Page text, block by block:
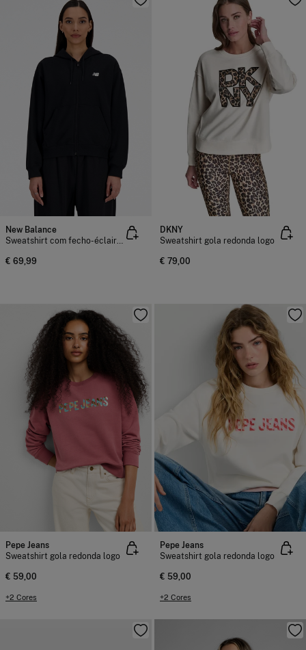
New Balance
€ 69,99
DKNY
Sweatshirt gola redonda logo
€ 79,00
Pepe Jeans
Sweatshirt gola redonda logo
€ 59,00
+2 Cores
Pepe Jeans
Sweatshirt gola redonda logo
€ 59,00
+2 Cores